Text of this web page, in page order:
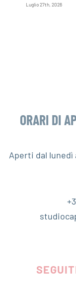
Luglio 27th, 2026
ORARI DI
Aperti dal